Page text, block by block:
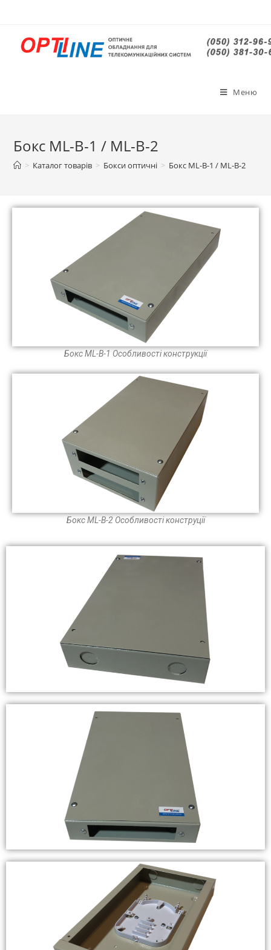
Меню
Бокс ML-B-1 / ML-B-2
> Каталог товарів > Бокси оптичні > Бокс ML-B-1 / ML-B-2
Бокс ML-B-1 Особливості конструкції
Бокс ML-B-2 Особливості конструції